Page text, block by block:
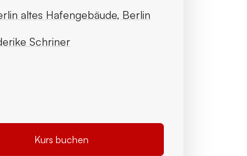
altes Hafengebäude, Berlin
Schriner
Kurs buchen